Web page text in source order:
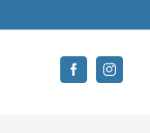
Facebook